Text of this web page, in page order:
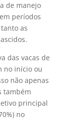
de manejo
períodos
as
das vacas de
no início ou
não apenas
também
principal
no